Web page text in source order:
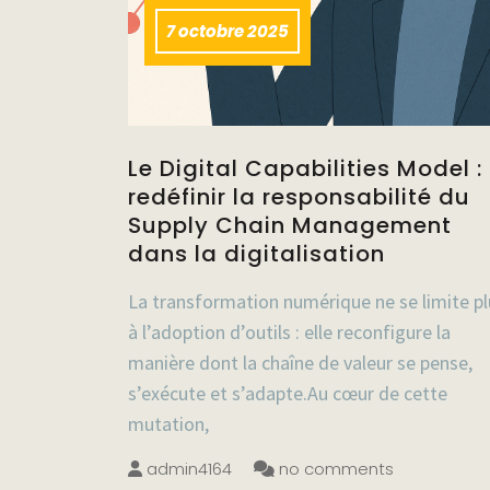
7 octobre 2025
Le Digital Capabilities Model :
redéfinir la responsabilité du
Supply Chain Management
dans la digitalisation
La transformation numérique ne se limite
à l’adoption d’outils : elle reconfigure la
manière dont la chaîne de valeur se pense,
s’exécute et s’adapte.Au cœur de cette
mutation,
admin4164 no comments